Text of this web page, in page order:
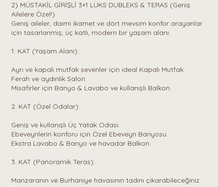
2) MÜSTAKİL GİRİŞLİ 3+1 LÜKS DUBLEKS & TERAS (Geniş
Ailelere Özel!)
Geniş aileler, daimi ikamet ve dört mevsim konfor arayanlar
için tasarlanmış, üç katlı, modern bir yaşam alanı.
1. KAT (Yaşam Alanı):
Ayrı ve kapalı mutfak sevenler için ideal Kapalı Mutfak.
Ferah ve aydınlık Salon.
Misafirler için Banyo & Lavabo ve kullanışlı Balkon.
2. KAT (Özel Odalar):
Geniş ve kullanışlı Üç Yatak Odası.
Ebeveynlerin konforu için Özel Ebeveyn Banyosu.
Ekstra Lavabo & Banyo ve havadar Balkon.
3. KAT (Panoramik Teras):
Manzaranın ve Burhaniye havasının tadını çıkarabileceğiniz